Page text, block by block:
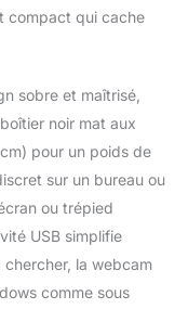
inégalée de
aussi
qu'une
Le capteur
adaptatif
plus de
vos
un
d'artefacts en
compact qui cache
sobre et maîtrisé,
noir mat aux
pour un poids de
sur un bureau ou
ou trépied
USB simplifie
chercher, la webcam
comme sous